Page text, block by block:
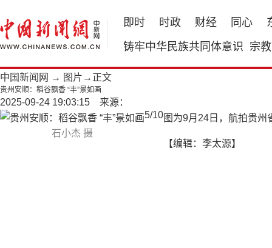
即时 时政 财经 同心
铸牢中华民族共同体意识 宗教
中国新闻网 → 图片 →正文
贵州安顺：稻谷飘香 “丰”景如画
2025-09-24 19:03:15 来源：
石小杰 摄
5/10图为9月24日，航拍贵州
【编辑：李太源】